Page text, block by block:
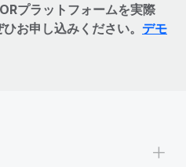
プラットフォームを実際
お申し込みください。 デモ
+